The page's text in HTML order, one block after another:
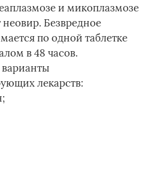
и микоплазмозе
Безвредное
по одной таблетке
в 48 часов.
лекарств: